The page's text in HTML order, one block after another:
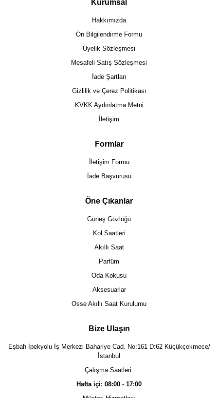
Kurumsal
Hakkımızda
Ön Bilgilendirme Formu
Üyelik Sözleşmesi
Mesafeli Satış Sözleşmesi
İade Şartları
Gizlilik ve Çerez Politikası
KVKK Aydınlatma Metni
İletişim
Formlar
İletişim Formu
İade Başvurusu
Öne Çıkanlar
Güneş Gözlüğü
Kol Saatleri
Akıllı Saat
Parfüm
Oda Kokusu
Aksesuarlar
Osse Akıllı Saat Kurulumu
Bize Ulaşın
Eşbah İpekyolu İş Merkezi Bahariye Cad. No:161 D:62 Küçükçekmece/
İstanbul
Çalışma Saatleri:
Hafta içi: 08:00 - 17:00